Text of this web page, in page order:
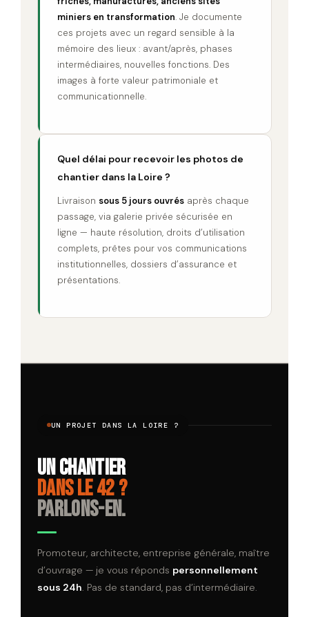
miniers en transformation. Je documente
ces projets avec un regard sensible à la
mémoire des lieux : avant/après, phases
intermédiaires, nouvelles fonctions. Des
images à forte valeur patrimoniale et
communicationnelle.
Quel délai pour recevoir les photos de
chantier dans la Loire ?
Livraison sous 5 jours ouvrés après chaque
passage, via galerie privée sécurisée en
ligne — haute résolution, droits d’utilisation
complets, prêtes pour vos communications
institutionnelles, dossiers d’assurance et
présentations.
UN PROJET DANS LA LOIRE ?
Un chantier
dans le 42 ?
Parlons-en.
Promoteur, architecte, entreprise générale, maître
d’ouvrage — je vous réponds personnellement
sous 24h. Pas de standard, pas d’intermédiaire.